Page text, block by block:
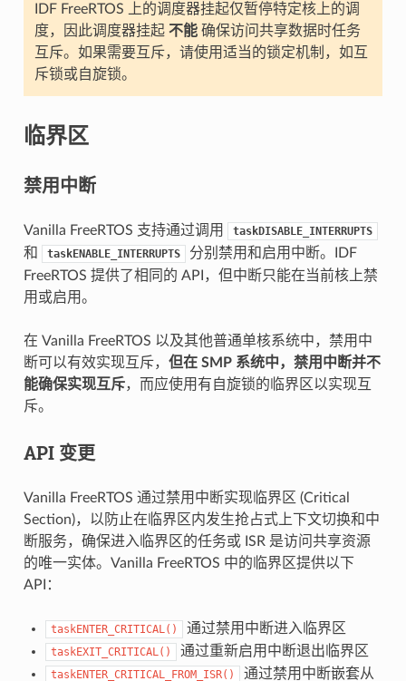
IDF FreeRTOS 上的调度器挂起仅暂停特定核上的调
度，因此调度器挂起 不能确保访问共享数据时任务
互斥。如果需要互斥，请使用适当的锁定机制，如互
斥锁或自旋锁。
临界区
禁用中断
Vanilla FreeRTOS 支持通过调用 taskDISABLE_INTERRUPTS
和 taskENABLE_INTERRUPTS
分别禁用和启用中断。IDF
FreeRTOS 提供了相同的 API，但中断只能在当前核上禁
用或启用。
在 Vanilla FreeRTOS 以及其他普通单核系统中，禁用中
断可以有效实现互斥， 但在 SMP 系统中，禁用中断并不
能确保实现互斥，而应使用有自旋锁的临界区以实现互
斥。
API 变更
Vanilla FreeRTOS 通过禁用中断实现临界区 (Critical
Section)，以防止在临界区内发生抢占式上下文切换和中
断服务，确保进入临界区的任务或 ISR 是访问共享资源
的唯一实体。Vanilla FreeRTOS 中的临界区提供以下
API：
taskENTER_CRITICAL() 通过禁用中断进入临界区
taskEXIT_CRITICAL() 通过重新启用中断退出临界区
taskENTER_CRITICAL_FROM_ISR() 通过禁用中断嵌套从